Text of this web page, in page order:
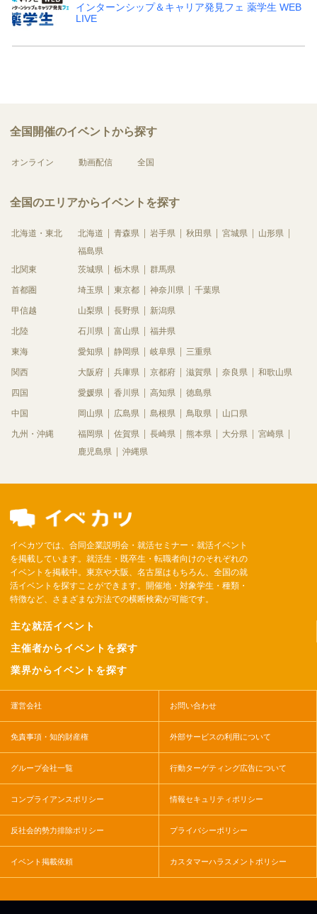
インターンシップ＆キャリア発見フェ 薬学生 WEB
LIVE
全国開催のイベントから探す
オンライン 動画配信 全国
全国のエリアからイベントを探す
北海道・東北 北海道 青森県 岩手県 秋田県 宮城県
山形県
福島県
北関東
茨城県 栃木県 群馬県
首都圏 埼玉県 東京都 神奈川県 千葉県
甲信越 山梨県 長野県 新潟県
北陸 石川県 富山県 福井県
東海 愛知県 静岡県 岐阜県 三重県
関西 大阪府 兵庫県 京都府 滋賀県 奈良県 和歌山県
四国 愛媛県 香川県 高知県 徳島県
中国 岡山県 広島県 島根県 鳥取県 山口県
九州・沖縄 福岡県 佐賀県 長崎県 熊本県 大分県
宮崎県
鹿児島県
沖縄県
イベカツでは、合同企業説明会・就活セミナー・就活イベント
を掲載しています。就活生・既卒生・転職者向けのそれぞれの
イベントを掲載中。東京や大阪、名古屋はもちろん、全国の就
活イベントを探すことができます。開催地・対象学生・種類・
特徴など、さまざまな方法での横断検索が可能です。
主な就活イベント
主催者からイベントを探す
業界からイベントを探す
運営会社 お問い合わせ
免責事項・知的財産権 外部サービスの利用について
グループ会社一覧 行動ターゲティング広告について
コンプライアンスポリシー 情報セキュリティポリシー
反社会的勢力排除ポリシー プライバシーポリシー
イベント掲載依頼 カスタマーハラスメントポリシー